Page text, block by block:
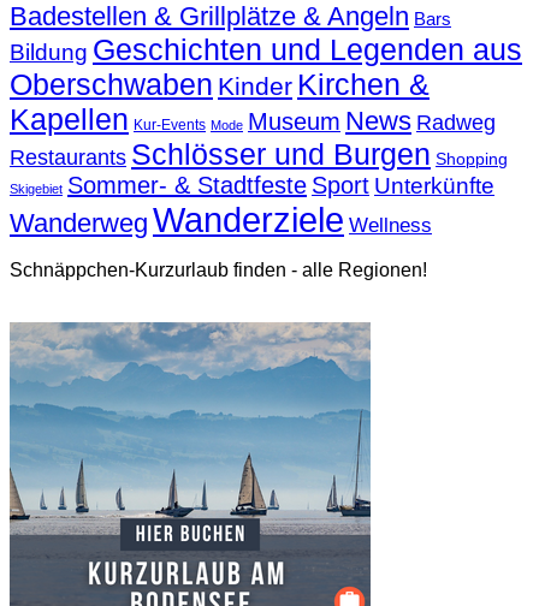
Badestellen & Grillplätze & Angeln Bars
Bildung Geschichten und Legenden aus
Oberschwaben Kinder Kirchen &
Kapellen Kur-Events Mode Museum News Radweg
Restaurants Schlösser und Burgen Shopping
Skigebiet Sommer- & Stadtfeste Sport Unterkünfte
Wanderweg Wanderziele Wellness
Schnäppchen-Kurzurlaub finden - alle Regionen!